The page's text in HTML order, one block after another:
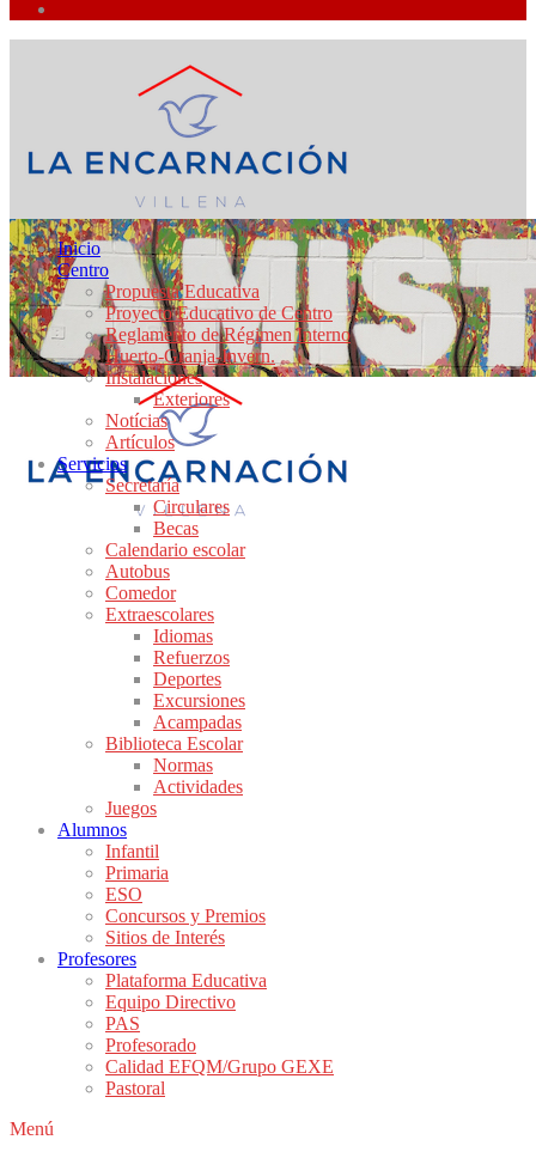
Inicio
Centro
Propuesta Educativa
Proyecto Educativo de Centro
Reglamento de Régimen Interno
Huerto-Granja-Invern.
Instalaciones
Exteriores
Notícias
Artículos
Servicios
Secretaría
Circulares
Becas
Calendario escolar
Autobus
Comedor
Extraescolares
Idiomas
Refuerzos
Deportes
Excursiones
Acampadas
Biblioteca Escolar
Normas
Actividades
Juegos
Alumnos
Infantil
Primaria
ESO
Concursos y Premios
Sitios de Interés
Profesores
Plataforma Educativa
Equipo Directivo
PAS
Profesorado
Calidad EFQM/Grupo GEXE
Pastoral
Menú